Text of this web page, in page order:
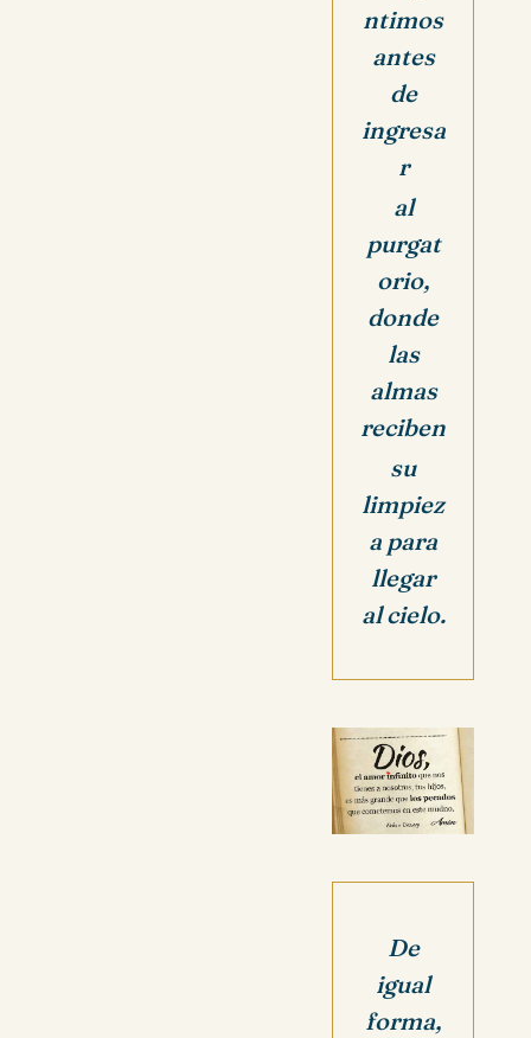
ntimos
antes
de
ingresa
r
al
purgat
orio,
donde
las
almas
reciben
su
limpiez
a para
llegar
al cielo.
De
igual
forma,